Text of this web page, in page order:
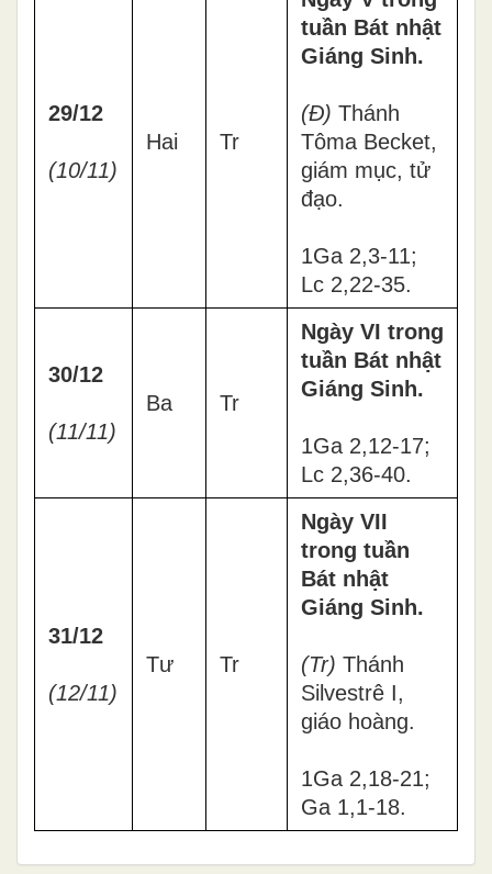
29/12
(10/11)
Hai Tr
tuần Bát nhật
Giáng Sinh.
(Đ) Thánh
Tôma Becket,
giám mục, tử
đạo.
1Ga 2,3-11;
Lc 2,22-35.
30/12
(11/11)
Ba Tr
Ngày VI trong
tuần Bát nhật
Giáng Sinh.
1Ga 2,12-17;
Lc 2,36-40.
31/12
(12/11)
Tư Tr
Ngày VII
trong tuần
Bát nhật
Giáng Sinh.
(Tr) Thánh
Silvestrê I,
giáo hoàng.
1Ga 2,18-21;
Ga 1,1-18.